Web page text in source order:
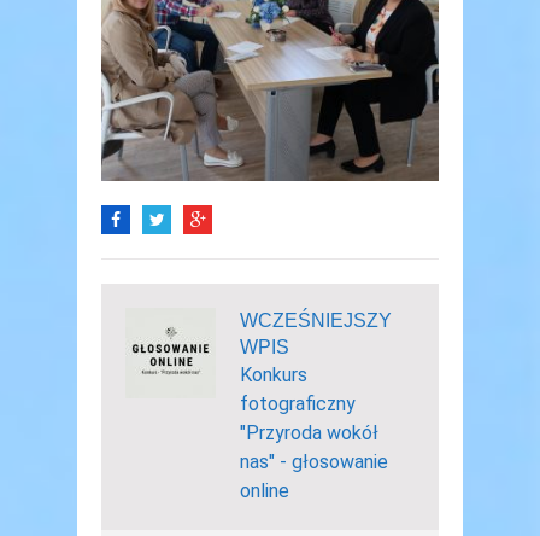
WCZEŚNIEJSZY
WPIS
Konkurs
fotograficzny
"Przyroda wokół
nas" - głosowanie
online